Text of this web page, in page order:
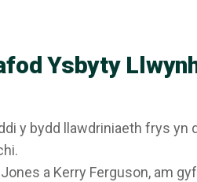
Ysbyty
y bydd llawdriniaeth frys yn
a Kerry Ferguson, am